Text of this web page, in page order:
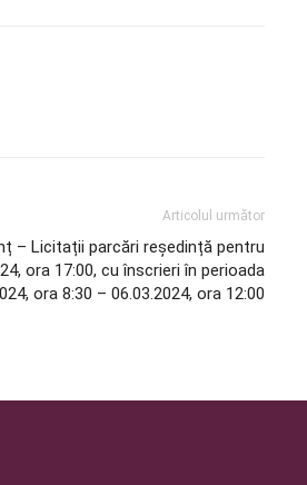
Articolul următor
– Licitații parcări reședință pentru
ora 17:00, cu înscrieri în perioada
ora 8:30 – 06.03.2024, ora 12:00